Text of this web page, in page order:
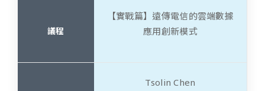
【實戰篇】遠傳電信的雲端數據
應用創新模式
Tsolin Chen